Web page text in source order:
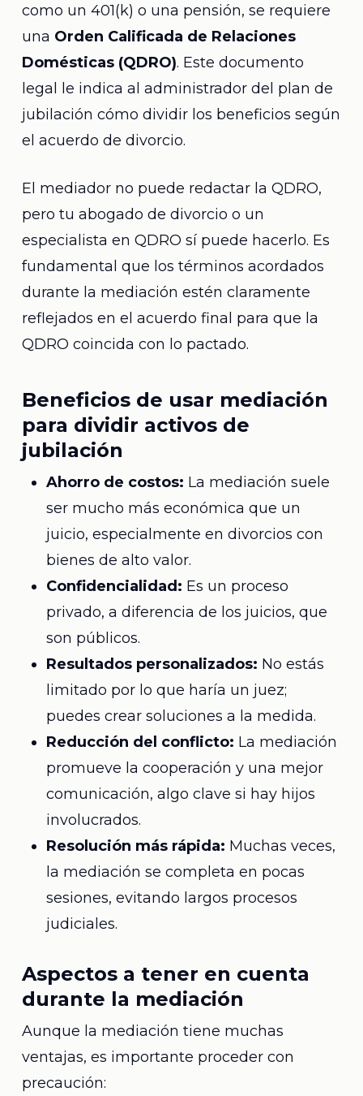
como un 401(k) o una pensión, se requiere
una Orden Calificada de Relaciones
Domésticas (QDRO). Este documento
legal le indica al administrador del plan de
jubilación cómo dividir los beneficios según
el acuerdo de divorcio.
El mediador no puede redactar la QDRO,
pero tu abogado de divorcio o un
especialista en QDRO sí puede hacerlo. Es
fundamental que los términos acordados
durante la mediación estén claramente
reflejados en el acuerdo final para que la
QDRO coincida con lo pactado.
Beneficios de usar mediación
para dividir activos de
jubilación
Ahorro de costos: La mediación suele
ser mucho más económica que un
juicio, especialmente en divorcios con
bienes de alto valor.
Confidencialidad: Es un proceso
privado, a diferencia de los juicios, que
son públicos.
Resultados personalizados: No estás
limitado por lo que haría un juez;
puedes crear soluciones a la medida.
Reducción del conflicto: La mediación
promueve la cooperación y una mejor
comunicación, algo clave si hay hijos
involucrados.
Resolución más rápida: Muchas veces,
la mediación se completa en pocas
sesiones, evitando largos procesos
judiciales.
Aspectos a tener en cuenta
durante la mediación
Aunque la mediación tiene muchas
ventajas, es importante proceder con
precaución: